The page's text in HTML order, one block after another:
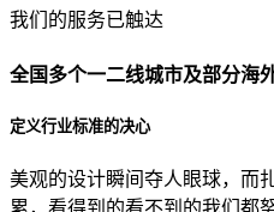
贵公司预算范围是？
贵公司的团队规模是？
目前主要的营销渠道是？
我们的服务已触达
全国多个一二线城市及部分海
定义行业标准的决心
美观的设计瞬间夺人眼球，而
累，看得到的看不到的我们都